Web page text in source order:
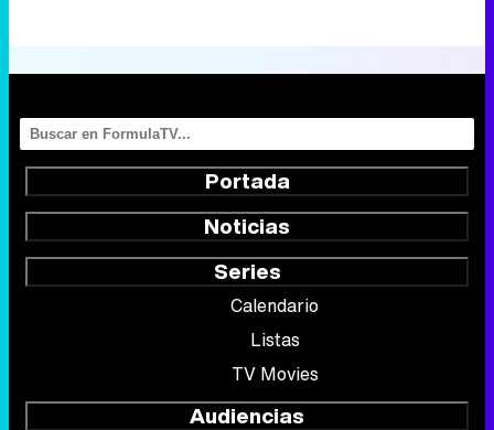
Portada
Noticias
Series
Calendario
Listas
TV Movies
Audiencias